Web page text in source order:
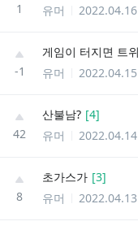
1
유머
2022.04.16
-1
유머
2022.04.15
42
산불남? [4]
유머
2022.04.14
8
초가스가 [3]
유머
2022.04.13